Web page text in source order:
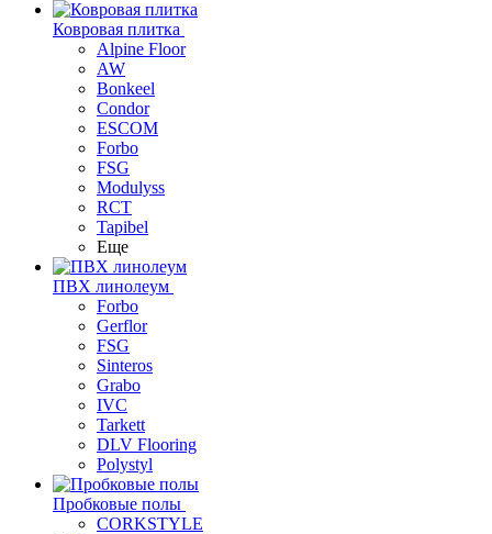
Ковровая плитка
Alpine Floor
AW
Bonkeel
Condor
ESCOM
Forbo
FSG
Modulyss
RCT
Tapibel
Еще
ПВХ линолеум
Forbo
Gerflor
FSG
Sinteros
Grabo
IVC
Tarkett
DLV Flooring
Polystyl
Пробковые полы
CORKSTYLE